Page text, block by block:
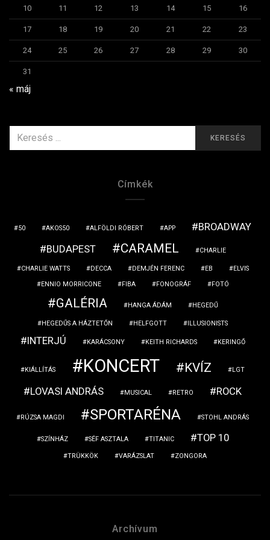
10 11 12 13 14 15 16
17 18 19 20 21 22 23
24 25 26 27 28 29 30
31
« máj
ERRE:
KERESÉS
Címkék
50 AKOS50 ALFÖLDI RÓBERT APP
BROADWAY
BUDAPEST
CARAMEL CHARLIE
CHARLIE WATTS DECCA DEMJÉN FERENC EB
ELVIS
ENNIO MORRICONE
FIBA FONOGRÁF FOTÓ
GALÉRIA HANGA ÁDÁM HEGEDŰ
HEGEDŰS A HÁZTETŐN HELFGOTT ILLUSIONISTS
INTERJÚ KARÁCSONY KEITH RICHARDS KERINGŐ
KIÁLLÍTÁS KONCERT KVÍZ LGT
LOVASI ANDRÁS MUSICAL RETRO ROCK
RÚZSA MAGDI SPORTARÉNA STOHL ANDRÁS
SZÍNHÁZ SÉF ASZTALA TITANIC TOP 10
TRÜKKÖK VARÁZSLAT ZONGORA
Archívum